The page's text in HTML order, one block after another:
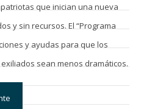
que inician una nueva
y sin recursos. El “Programa
y ayudas para que los
sean menos dramáticos.